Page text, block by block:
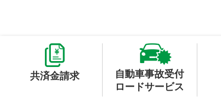
共済金請求
自動車事故受付
ロードサービス